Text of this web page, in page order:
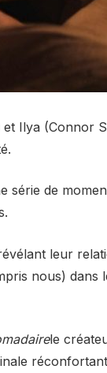
Ilya (Connor
série de
leur
nous) dans
le